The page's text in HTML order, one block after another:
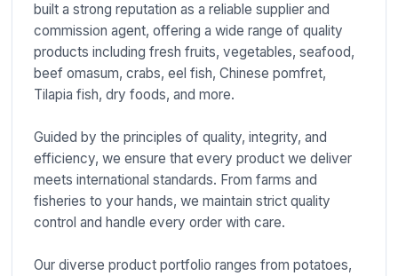
built a strong reputation as a reliable supplier and
commission agent, offering a wide range of quality
products including fresh fruits, vegetables, seafood,
beef omasum, crabs, eel fish, Chinese pomfret,
Tilapia fish, dry foods, and more.
Guided by the principles of quality, integrity, and
efficiency, we ensure that every product we deliver
meets international standards. From farms and
fisheries to your hands, we maintain strict quality
control and handle every order with care.
Our diverse product portfolio ranges from potatoes,